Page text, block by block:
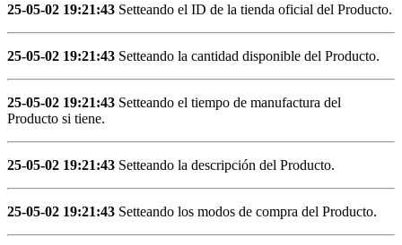
25-05-02 19:21:43 Setteando el ID de la tienda oficial del Producto.
25-05-02 19:21:43 Setteando la cantidad disponible del Producto.
25-05-02 19:21:43 Setteando el tiempo de manufactura del
Producto si tiene.
25-05-02 19:21:43 Setteando la descripción del Producto.
25-05-02 19:21:43 Setteando los modos de compra del Producto.